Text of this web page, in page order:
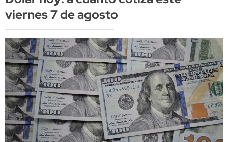
viernes 7 de agosto